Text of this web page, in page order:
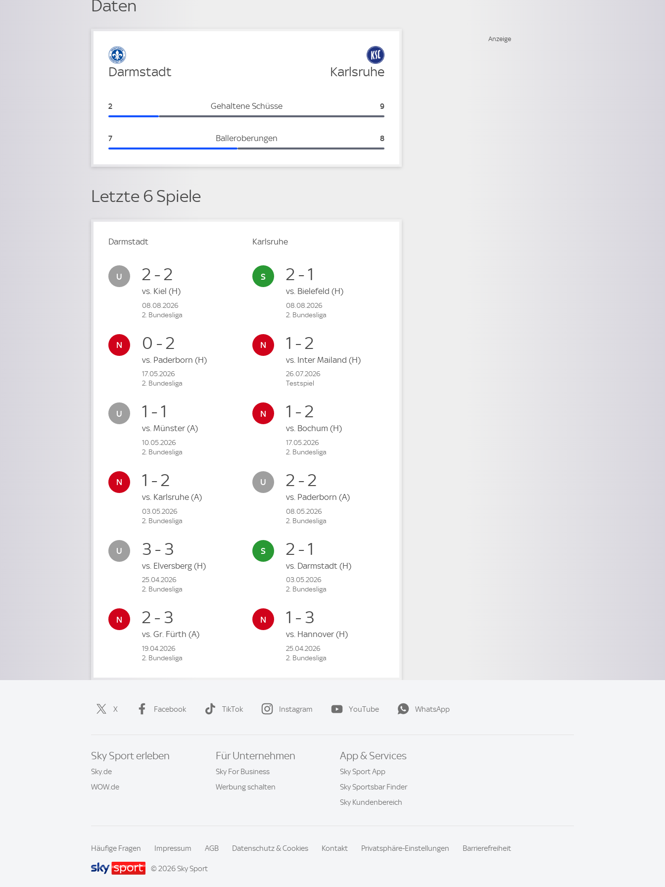
Daten
Verteidigung
Darmstadt Karlsruhe
Gehaltene Schüsse
Darmstadt:
2 Karlsruhe:
9
Balleroberungen
Darmstadt:
7 Karlsruhe:
8
Letzte 6 Spiele
Darmstadt
2 - 2
vs. Kiel (H)
08.08.2026
2. Bundesliga
0 - 2
vs. Paderborn (H)
17.05.2026
2. Bundesliga
1 - 1
vs. Münster (A)
10.05.2026
2. Bundesliga
1 - 2
vs. Karlsruhe (A)
03.05.2026
2. Bundesliga
3 - 3
vs. Elversberg (H)
25.04.2026
2. Bundesliga
2 - 3
vs. Gr. Fürth (A)
19.04.2026
2. Bundesliga
Karlsruhe
2 - 1
vs. Bielefeld (H)
08.08.2026
2. Bundesliga
1 - 2
vs. Inter Mailand (H)
26.07.2026
Testspiel
1 - 2
vs. Bochum (H)
17.05.2026
2. Bundesliga
2 - 2
vs. Paderborn (A)
08.05.2026
2. Bundesliga
2 - 1
vs. Darmstadt (H)
03.05.2026
2. Bundesliga
1 - 3
vs. Hannover (H)
25.04.2026
2. Bundesliga
X Facebook TikTok Instagram YouTube WhatsApp
Sky Sport erleben
Sky.de
WOW.de
Für Unternehmen
Sky For Business
Werbung schalten
App & Services
Sky Sport App
Sky Sportsbar Finder
Sky Kundenbereich
Häufige Fragen Impressum AGB Datenschutz & Cookies Kontakt Privatsphäre-Einstellungen Barrierefreiheit
© 2026 Sky Sport